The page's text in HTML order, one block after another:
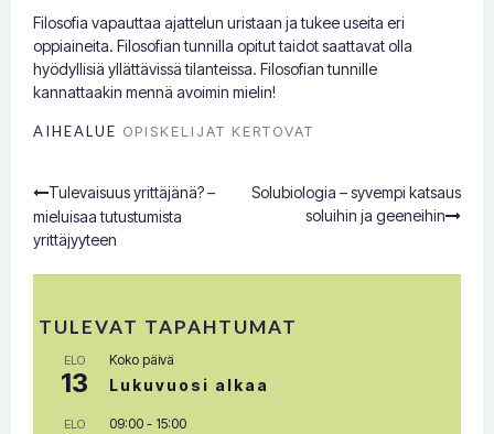
Filosofia vapauttaa ajattelun uristaan ja tukee useita eri
oppiaineita. Filosofian tunnilla opitut taidot saattavat olla
hyödyllisiä yllättävissä tilanteissa. Filosofian tunnille
kannattaakin mennä avoimin mielin!
AIHEALUE OPISKELIJAT KERTOVAT
Post
navigation
Solubiologia – syvempi katsaus
soluihin ja geeneihin
Tulevaisuus yrittäjänä? –
mieluisaa tutustumista
yrittäjyyteen
TULEVAT TAPAHTUMAT
ELO
13
Koko päivä
Lukuvuosi alkaa
ELO 09:00 - 15:00